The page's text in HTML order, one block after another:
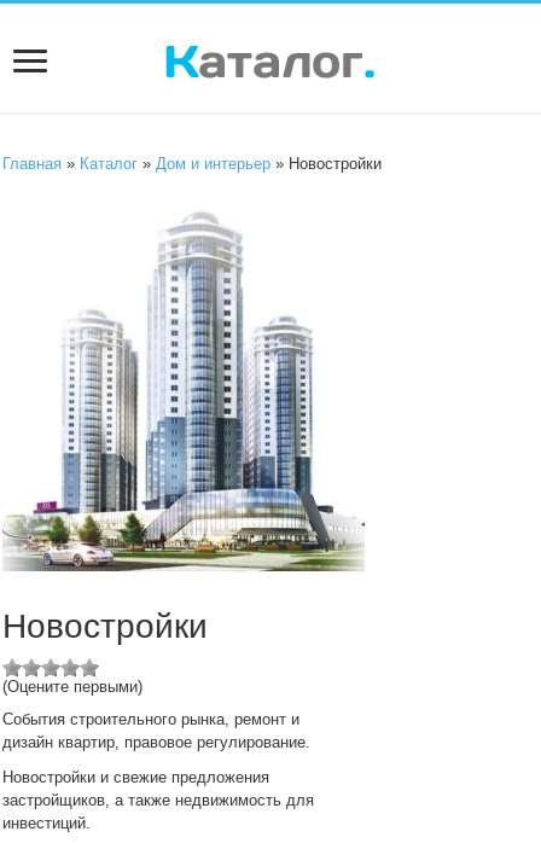
Главная » Каталог » Дом и интерьер » Новостройки
Новостройки
(Оцените первыми)
События строительного рынка, ремонт и
дизайн квартир, правовое регулирование.
Новостройки и свежие предложения
застройщиков, а также недвижимость для
инвестиций.